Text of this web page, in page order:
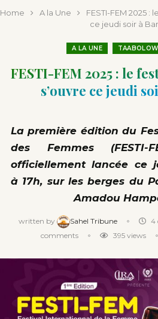
Home A la Une
FESTI-FEM 2025 :
ce jeudi soir à
A LA UNE
FESTI-FEM 2025 : le
s’ouvre ce jeudi
La première édition du
des Femmes (FESTI-
officiellement lancée ce
à 17h, sur les berges du
Amadou
written by Sahel Tribune 4
comments
395views